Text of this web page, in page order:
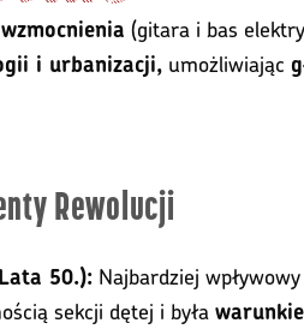
(gitara i bas
i urbanizacji, umożliwiając
Rewolucji
50.): Najbardziej
sekcji dętej i była